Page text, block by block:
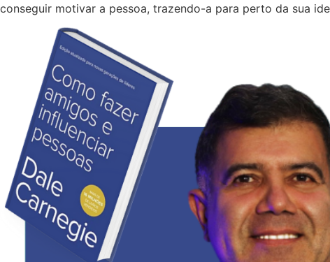
conseguir motivar a pessoa, trazendo-a para perto da sua